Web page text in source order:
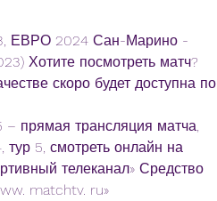
ЕВРО 2024 Сан-Марино -
Хотите посмотреть матч?
скоро будет доступна по
прямая трансляция матча,
5, смотреть онлайн на
телеканал» Средство
matchtv. ru»